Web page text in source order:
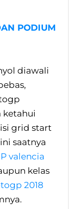
PODIUM
diawali
ketahui
grid start
saatnya
valencia
kelas
2018